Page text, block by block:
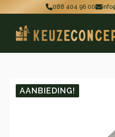
088 404 96 00
AANBIEDING!